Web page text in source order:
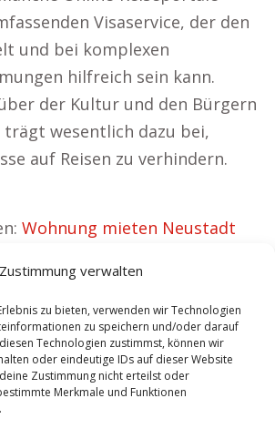
Zustimmung verwalten
zu bieten, verwenden wir Technologien
zu speichern und/oder darauf
Technologien zustimmst, können wir
oder eindeutige IDs auf dieser Website
Zustimmung nicht erteilst oder
Merkmale und Funktionen
Visaservice, der den
und bei komplexen
hilfreich sein kann.
der Kultur und den Bürgern
trägt wesentlich dazu bei,
auf Reisen zu verhindern.
Wohnung mieten Neustadt
Neustadt Glewe|
|Hauskauf Neustadt Glewe|
Glewe
]